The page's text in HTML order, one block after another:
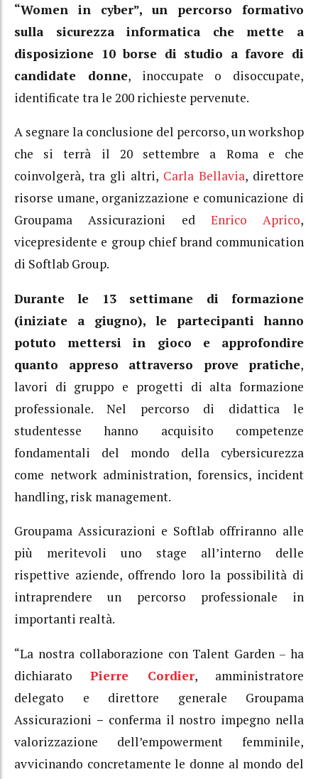
“Women in cyber”, un percorso formativo
sulla sicurezza informatica che mette a
disposizione 10 borse di studio a favore di
candidate donne, inoccupate o disoccupate,
identificate tra le 200 richieste pervenute.
A segnare la conclusione del percorso, un workshop
che si terrà il 20 settembre a Roma e che
coinvolgerà, tra gli altri, Carla Bellavia, direttore
risorse umane, organizzazione e comunicazione di
Groupama Assicurazioni ed Enrico Aprico,
vicepresidente e group chief brand communication
di Softlab Group.
Durante le 13 settimane di formazione
(iniziate a giugno), le partecipanti hanno
potuto mettersi in gioco e approfondire
quanto appreso attraverso prove pratiche,
lavori di gruppo e progetti di alta formazione
professionale. Nel percorso di didattica le
studentesse hanno acquisito competenze
fondamentali del mondo della cybersicurezza
come network administration, forensics, incident
handling, risk management.
Groupama Assicurazioni e Softlab offriranno alle
più meritevoli uno stage all’interno delle
rispettive aziende, offrendo loro la possibilità di
intraprendere un percorso professionale in
importanti realtà.
“La nostra collaborazione con Talent Garden – ha
dichiaratoPierre Cordier, amministratore
delegato e direttore generale Groupama
Assicurazioni – conferma il nostro impegno nella
valorizzazione dell’empowerment femminile,
avvicinando concretamente le donne al mondo del